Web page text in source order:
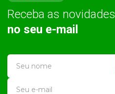
Receba as novidades
no seu e-mail